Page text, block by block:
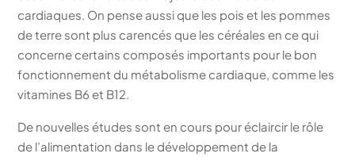
cardiaques. On pense aussi que les pois et les pommes
de terre sont plus carencés que les céréales en ce qui
concerne certains composés importants pour le bon
fonctionnement du métabolisme cardiaque, comme les
vitamines B6 et B12.
De nouvelles études sont en cours pour éclaircir le rôle
de l’alimentation dans le développement de la